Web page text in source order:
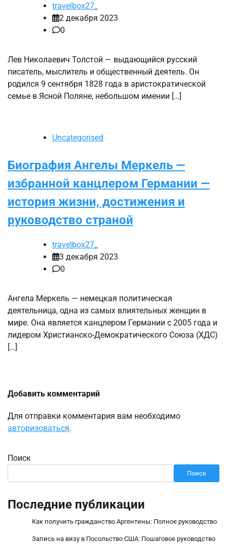
travelbox27_
2 декабря 2023
0
Лев Николаевич Толстой — выдающийся русский
писатель, мыслитель и общественный деятель. Он
родился 9 сентября 1828 года в аристократической
семье в Ясной Поляне, небольшом имении […]
Uncategorised
Биография Ангелы Меркель —
избранной канцлером Германии —
история жизни, достижения и
руководство страной
travelbox27_
3 декабря 2023
0
Ангела Меркель — немецкая политическая
деятельница, одна из самых влиятельных женщин в
мире. Она является канцлером Германии с 2005 года и
лидером Христианско-Демократического Союза (ХДС)
[…]
Добавить комментарий
Для отправки комментария вам необходимо
авторизоваться.
Поиск
Поиск
Последние публикации
Как получить гражданство Аргентины: Полное руководство
Запись на визу в Посольство США: Пошаговое руководство